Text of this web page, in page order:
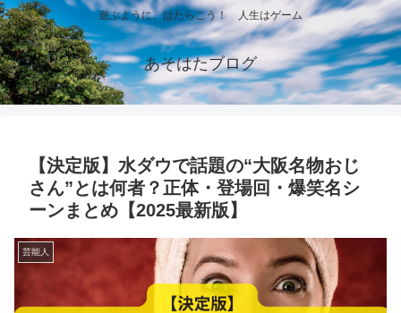
遊ぶように、はたらこう！ 人生はゲーム
あそはたブログ
【決定版】水ダウで話題の“大阪名物おじ
さん”とは何者？正体・登場回・爆笑名シ
ーンまとめ【2025最新版】
芸能人